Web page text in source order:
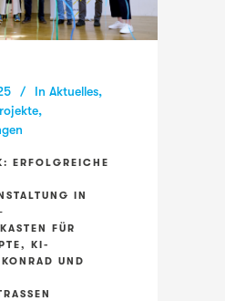
In Aktuelles,
,
ERFOLGREICHE
IN
FÜR
KI-
UND